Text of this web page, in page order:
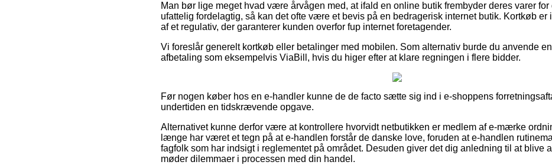
Man bør lige meget hvad være årvågen med, at ifald en online butik frembyder deres varer for
ufattelig fordelagtig, så kan det ofte være et bevis på en bedragerisk internet butik. Kortkøb er
af et regulativ, der garanterer kunden overfor fup internet foretagender.
Vi foreslår generelt kortkøb eller betalinger med mobilen. Som alternativ burde du anvende
afbetaling som eksempelvis ViaBill, hvis du higer efter at klare regningen i flere bidder.
Før nogen køber hos en e-handler kunne de de facto sætte sig ind i e-shoppens
undertiden en tidskrævende opgave.
Alternativet kunne derfor være at kontrollere hvorvidt netbutikken er medlem af e-mærke
længe har været et tegn på at e-handlen forstår de danske love, foruden at e-handlen
fagfolk som har indsigt i reglementet på området. Desuden giver det dig anledning til at blive
møder dilemmaer i processen med din handel.